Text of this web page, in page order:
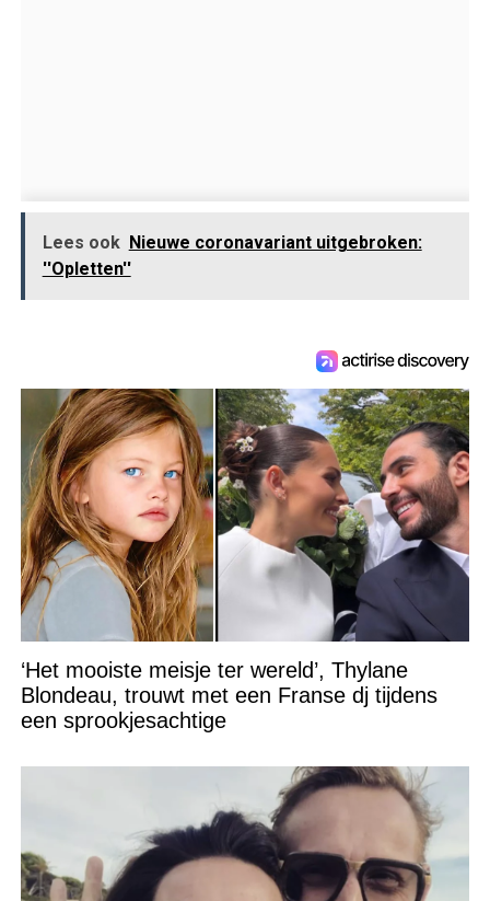
Lees ook Nieuwe coronavariant uitgebroken:
''Opletten''
‘Het mooiste meisje ter wereld’, Thylane
Blondeau, trouwt met een Franse dj tijdens
een sprookjesachtige